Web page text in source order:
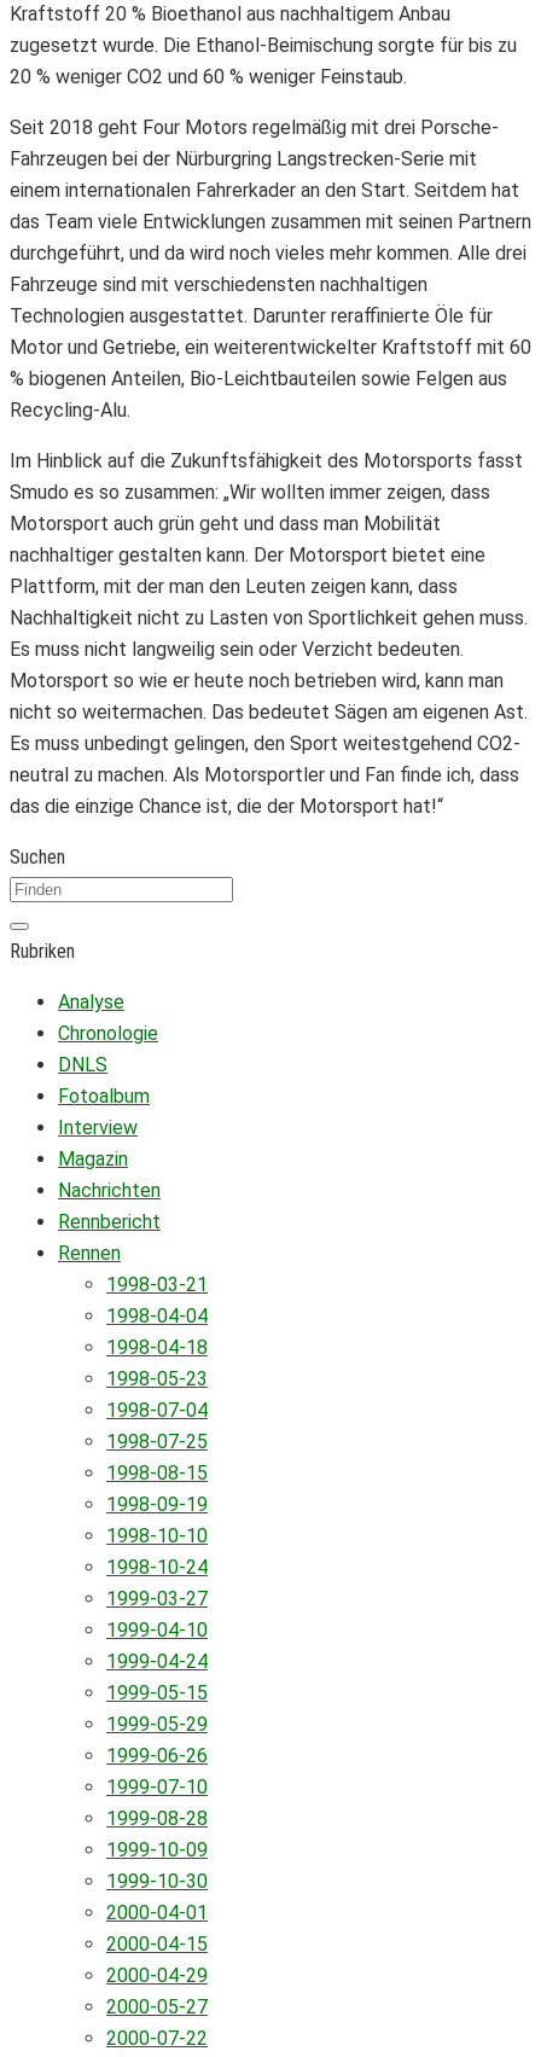
Kraftstoff 20 % Bioethanol aus nachhaltigem Anbau
zugesetzt wurde. Die Ethanol-Beimischung sorgte für bis zu
20 % weniger CO2 und 60 % weniger Feinstaub.
Seit 2018 geht Four Motors regelmäßig mit drei Porsche-
Fahrzeugen bei der Nürburgring Langstrecken-Serie mit
einem internationalen Fahrerkader an den Start. Seitdem hat
das Team viele Entwicklungen zusammen mit seinen Partnern
durchgeführt, und da wird noch vieles mehr kommen. Alle drei
Fahrzeuge sind mit verschiedensten nachhaltigen
Technologien ausgestattet. Darunter reraffinierte Öle für
Motor und Getriebe, ein weiterentwickelter Kraftstoff mit 60
% biogenen Anteilen, Bio-Leichtbauteilen sowie Felgen aus
Recycling-Alu.
Im Hinblick auf die Zukunftsfähigkeit des Motorsports fasst
Smudo es so zusammen: „Wir wollten immer zeigen, dass
Motorsport auch grün geht und dass man Mobilität
nachhaltiger gestalten kann. Der Motorsport bietet eine
Plattform, mit der man den Leuten zeigen kann, dass
Nachhaltigkeit nicht zu Lasten von Sportlichkeit gehen muss.
Es muss nicht langweilig sein oder Verzicht bedeuten.
Motorsport so wie er heute noch betrieben wird, kann man
nicht so weitermachen. Das bedeutet Sägen am eigenen Ast.
Es muss unbedingt gelingen, den Sport weitestgehend CO2-
neutral zu machen. Als Motorsportler und Fan finde ich, dass
das die einzige Chance ist, die der Motorsport hat!“
Suchen
Rubriken
Analyse
Chronologie
DNLS
Fotoalbum
Interview
Magazin
Nachrichten
Rennbericht
Rennen
1998-03-21
1998-04-04
1998-04-18
1998-05-23
1998-07-04
1998-07-25
1998-08-15
1998-09-19
1998-10-10
1998-10-24
1999-03-27
1999-04-10
1999-04-24
1999-05-15
1999-05-29
1999-06-26
1999-07-10
1999-08-28
1999-10-09
1999-10-30
2000-04-01
2000-04-15
2000-04-29
2000-05-27
2000-07-22